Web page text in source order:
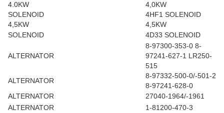
4.0KW
4,0KW
SOLENOID
4,5KW
4HF1 SOLENOID
4,5KW
SOLENOID
4D33 SOLENOID
ALTERNATOR
8-97300-353-0 8-
97241-627-1 LR250-
515
ALTERNATOR
8-97332-500-0/-501-2
8-97241-628-0
ALTERNATOR
27040-1964/-1961
ALTERNATOR
1-81200-470-3